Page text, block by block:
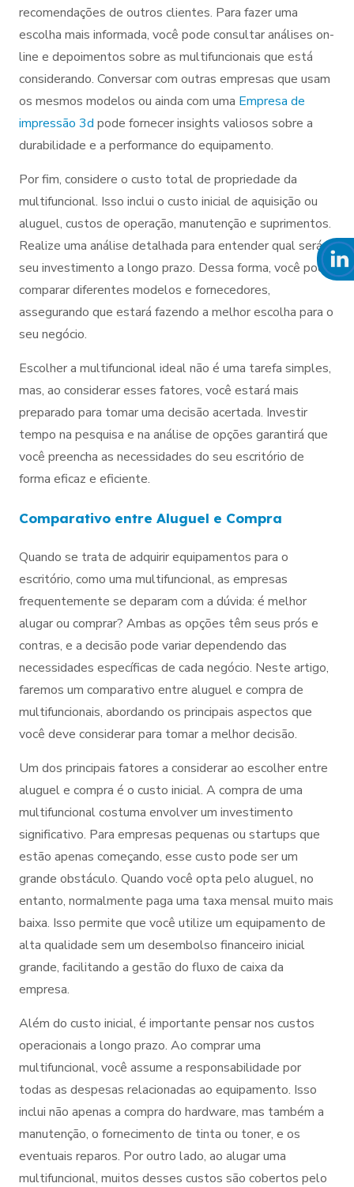
recomendações de outros clientes. Para fazer uma
escolha mais informada, você pode consultar análises on-
line e depoimentos sobre as multifuncionais que está
considerando. Conversar com outras empresas que usam
os mesmos modelos ou ainda com uma Empresa de
impressão 3d pode fornecer insights valiosos sobre a
durabilidade e a performance do equipamento.
Por fim, considere o custo total de propriedade da
multifuncional. Isso inclui o custo inicial de aquisição ou
aluguel, custos de operação, manutenção e suprimentos.
Realize uma análise detalhada para entender qual será o
seu investimento a longo prazo. Dessa forma, você pode
comparar diferentes modelos e fornecedores,
assegurando que estará fazendo a melhor escolha para o
seu negócio.
Escolher a multifuncional ideal não é uma tarefa simples,
mas, ao considerar esses fatores, você estará mais
preparado para tomar uma decisão acertada. Investir
tempo na pesquisa e na análise de opções garantirá que
você preencha as necessidades do seu escritório de
forma eficaz e eficiente.
Comparativo entre Aluguel e Compra
Quando se trata de adquirir equipamentos para o
escritório, como uma multifuncional, as empresas
frequentemente se deparam com a dúvida: é melhor
alugar ou comprar? Ambas as opções têm seus prós e
contras, e a decisão pode variar dependendo das
necessidades específicas de cada negócio. Neste artigo,
faremos um comparativo entre aluguel e compra de
multifuncionais, abordando os principais aspectos que
você deve considerar para tomar a melhor decisão.
Um dos principais fatores a considerar ao escolher entre
aluguel e compra é o custo inicial. A compra de uma
multifuncional costuma envolver um investimento
significativo. Para empresas pequenas ou startups que
estão apenas começando, esse custo pode ser um
grande obstáculo. Quando você opta pelo aluguel, no
entanto, normalmente paga uma taxa mensal muito mais
baixa. Isso permite que você utilize um equipamento de
alta qualidade sem um desembolso financeiro inicial
grande, facilitando a gestão do fluxo de caixa da
empresa.
Além do custo inicial, é importante pensar nos custos
operacionais a longo prazo. Ao comprar uma
multifuncional, você assume a responsabilidade por
todas as despesas relacionadas ao equipamento. Isso
inclui não apenas a compra do hardware, mas também a
manutenção, o fornecimento de tinta ou toner, e os
eventuais reparos. Por outro lado, ao alugar uma
multifuncional, muitos desses custos são cobertos pelo